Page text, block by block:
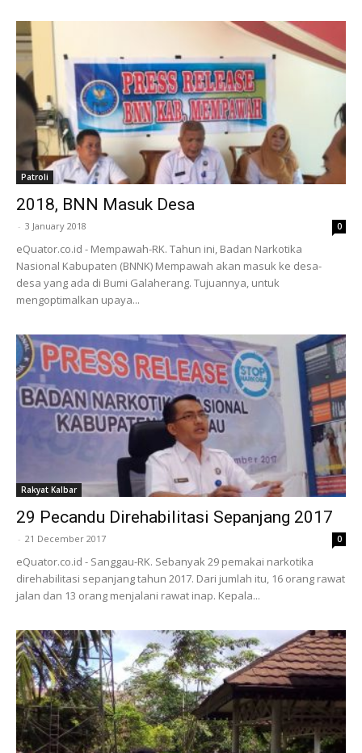
Patroli
2018, BNN Masuk Desa
- 3 January 2018 0
eQuator.co.id - Mempawah-RK. Tahun ini, Badan Narkotika
Nasional Kabupaten (BNNK) Mempawah akan masuk ke desa-
desa yang ada di Bumi Galaherang. Tujuannya, untuk
mengoptimalkan upaya...
Rakyat Kalbar
29 Pecandu Direhabilitasi Sepanjang 2017
- 21 December 2017 0
eQuator.co.id - Sanggau-RK. Sebanyak 29 pemakai narkotika
direhabilitasi sepanjang tahun 2017. Dari jumlah itu, 16 orang rawat
jalan dan 13 orang menjalani rawat inap. Kepala...